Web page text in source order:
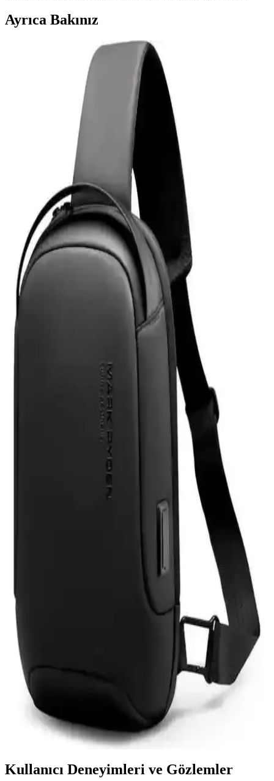
Ayrıca Bakınız
Samsung Galaxy Tab S9 Plus X810 için Microsonic
Temperli Cam Ekran Koruyucu Ürün Özellikleri ve
Microsonic temperli cam ekran koruyucu, Galaxy Tab S9 Plus
X810 modeline özel tasarımıyla yüksek dayanıklılık ve estetik sunar.
Çizilmelere karşı dirençli, kolay uygulanabilir ve kullanımı rahat bir
Powerway 128 GB USB 3.0 Metal Mini Flash Bellek
İnceleme ve Kullanım Özellikleri
Powerway 128 GB USB 3.0 metal mini bellek, yüksek hız ve
dayanıklılık sunan taşınabilir depolama çözümüdür. Şık tasarımı ve
geniş kapasitesiyle büyük dosya transferlerinde avantaj sağlar.
Z-Mobile MacBook Air M2 ve M3 13.6 İnç Koruma
Seti Detaylı İnceleme ve Analiz
Z-Mobile'ın MacBook Air M2 ve M3 modelleriyle uyumlu 13.6 inç
koruma seti, şeffaf tasarımı ve dayanıklı malzemeleriyle cihazınızı
estetik ve güvenle korur, kullanıcı memnuniyetini artırır.
Eyfel Efs-2500 Güç Kaynağı: Temel Özellikler ve
Kullanıcı Değerlendirmeleri
Eyfel Efs-2500, 250W güç çıkışıyla temel bilgisayar ihtiyaçlarına
uygun, fanlı soğutmalı ve dayanıklılık sorunlarıyla dikkat çeken bir
HP 255 G8 Dizüstü Bilgisayar İncelemesi: Günlük
Kullanım İçin Dengeli ve Güçlü Model
HP 255 G8, güçlü işlemci ve hızlı SSD ile günlük kullanım ve ofis
işleri için ideal, taşınabilir ve uygun fiyatlı bir dizüstü bilgisayardır.
Performans ve bağlantı seçenekleriyle öne çıkar.
Samsung Galaxy Tab S9 FE+ Plus için Nano
Kırılmaz Esnek Ekran Koruyucu İncelemesi
Samsung Galaxy Tab S9 FE+ Plus için tasarlanmış nano cam ekran
koruyucu, yüksek dayanıklılık ve net görüntü sağlar. Kolay
uygulama ve göz yorgunluğunu azaltıcı özellikleriyle ekran
Asfal Apple Watch Uyumlu 42-49 mm Kordonlar
Detaylı İnceleme ve Özellikleri
Asfal markasının Apple Watch uyumlu, çeşitli renk ve boyut
seçenekleriyle yüksek kaliteli kordonları, estetik ve dayanıklılık
sunarak kullanım konforu sağlar.
Mark Ryden Lexus MR-7510 USB Şarj Portlu
Omuz Çantası İnceleme ve Özellikleri
Lexus MR-7510, suya dayanıklı Oxford kumaş, USB şarj portu ve
düzenleyici cepleriyle günlük kullanımda pratik ve şık bir omuz
Kullanıcı Deneyimleri ve Gözlemler